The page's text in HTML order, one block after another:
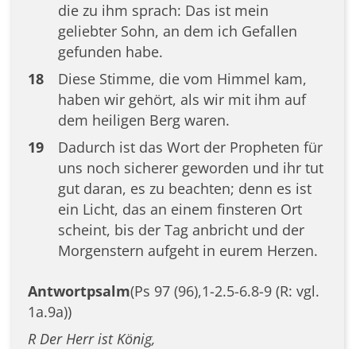
die zu ihm sprach: Das ist mein
geliebter Sohn, an dem ich Gefallen
gefunden habe.
18
Diese Stimme, die vom Himmel kam,
haben wir gehört, als wir mit ihm auf
dem heiligen Berg waren.
19
Dadurch ist das Wort der Propheten für
uns noch sicherer geworden und ihr tut
gut daran, es zu beachten; denn es ist
ein Licht, das an einem finsteren Ort
scheint, bis der Tag anbricht und der
Morgenstern aufgeht in eurem Herzen.
Antwortpsalm(Ps 97 (96),1-2.5-6.8-9 (R: vgl.
1a.9a))
R Der Herr ist König,